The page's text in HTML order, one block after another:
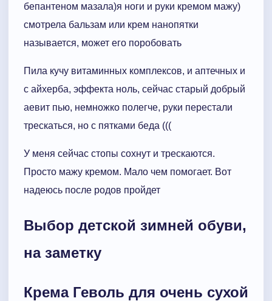
бепантеном мазала)я ноги и руки кремом мажу)
смотрела бальзам или крем нанопятки
называется, может его поробовать
Пила кучу витаминных комплексов, и аптечных и
с айхерба, эффекта ноль, сейчас старый добрый
аевит пью, немножко полегче, руки перестали
трескаться, но с пятками беда (((
У меня сейчас стопы сохнут и трескаются.
Просто мажу кремом. Мало чем помогает. Вот
надеюсь после родов пройдет
Выбор детской зимней обуви,
на заметку
Крема Геволь для очень сухой